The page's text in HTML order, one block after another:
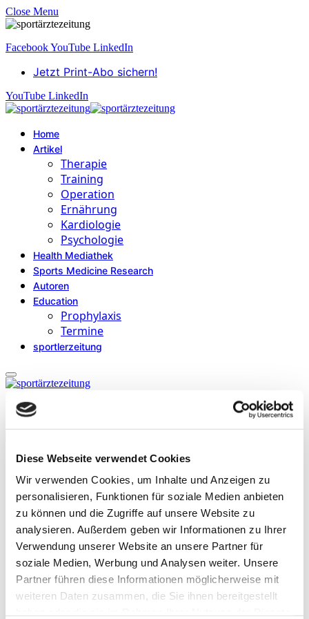
Diese Webseite verwendet Cookies
Wir verwenden Cookies, um Inhalte und Anzeigen zu
personalisieren, Funktionen für soziale Medien anbieten
zu können und die Zugriffe auf unsere Website zu
analysieren. Außerdem geben wir Informationen zu Ihrer
Verwendung unserer Website an unsere Partner für
soziale Medien, Werbung und Analysen weiter. Unsere
Partner führen diese Informationen möglicherweise mit
weiteren Daten zusammen, die Sie ihnen bereitgestellt
Close Menu
FacebookYouTube LinkedIn
Jetzt Print-Abo sichern!
YouTube LinkedIn
Home
Artikel
Therapie
Training
Operation
Ernährung
Kardiologie
Psychologie
Health Mediathek
Sports Medicine Research
Autoren
Education
Prophylaxis
Termine
sportlerzeitung
, MD, PhD, ist Professor für Anästhesiologie an der University of
Eastern, Kuopio Campus, Finnland. Seine beiden Schwerpunkte
sind Kinderanästhesie und Schmerzmedizin.
Beiträge